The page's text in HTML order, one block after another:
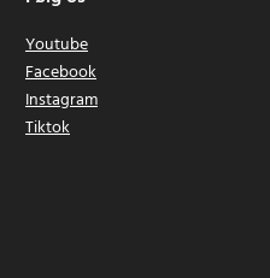
Youtube
Facebook
Instagram
Tiktok